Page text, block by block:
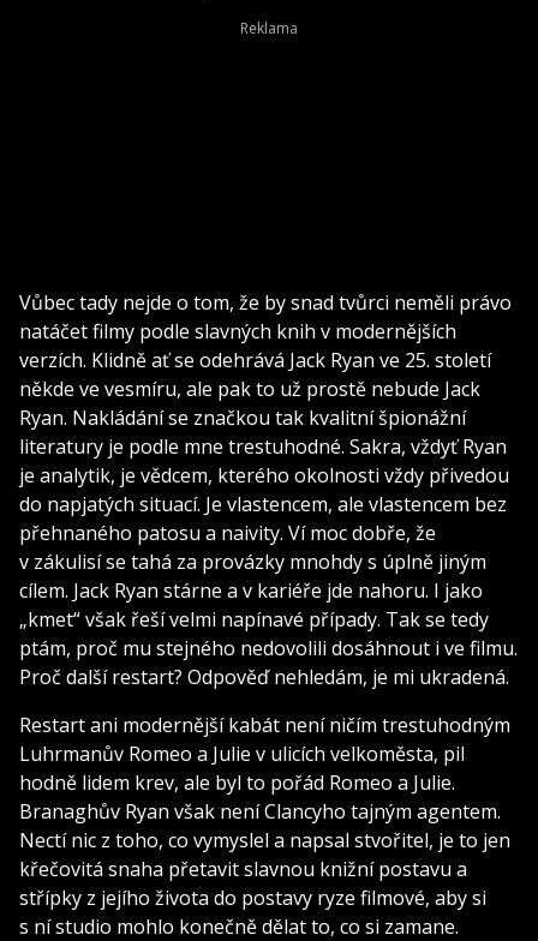
Vůbec tady nejde o tom, že by snad tvůrci neměli právo
natáčet filmy podle slavných knih v modernějších
verzích. Klidně ať se odehrává Jack Ryan ve 25. století
někde ve vesmíru, ale pak to už prostě nebude Jack
Ryan. Nakládání se značkou tak kvalitní špionážní
literatury je podle mne trestuhodné. Sakra, vždyť Ryan
je analytik, je vědcem, kterého okolnosti vždy přivedou
do napjatých situací. Je vlastencem, ale vlastencem bez
přehnaného patosu a naivity. Ví moc dobře, že
v zákulisí se tahá za provázky mnohdy s úplně jiným
cílem. Jack Ryan stárne a v kariéře jde nahoru. I jako
„kmet“ však řeší velmi napínavé případy. Tak se tedy
ptám, proč mu stejného nedovolili dosáhnout i ve filmu.
Proč další restart? Odpověď nehledám, je mi ukradená.
Restart ani modernější kabát není ničím trestuhodným
Luhrmanův Romeo a Julie v ulicích velkoměsta, pil
hodně lidem krev, ale byl to pořád Romeo a Julie.
Branaghův Ryan však není Clancyho tajným agentem.
Nectí nic z toho, co vymyslel a napsal stvořitel, je to jen
křečovitá snaha přetavit slavnou knižní postavu a
střípky z jejího života do postavy ryze filmové, aby si
s ní studio mohlo konečně dělat to, co si zamane.